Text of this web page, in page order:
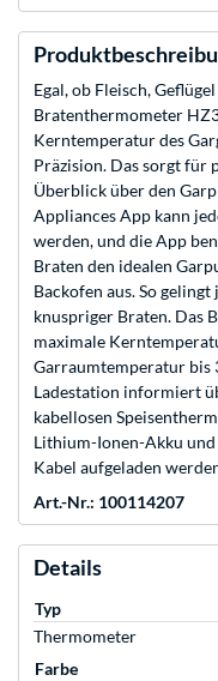
Egal, ob Fleisch,
Bratenthermometer
Kerntemperatur des
Präzision. Das sorgt für
Überblick über den
Appliances App kann
werden, und die App
Braten den idealen
Backofen aus. So
knuspriger Braten. Das
maximale
Garraumtemperatur bis
Ladestation informiert
kabellosen
Lithium-Ionen-Akku
Kabel aufgeladen
Art.-Nr.: 100114207
Details
Typ
Thermometer
Farbe